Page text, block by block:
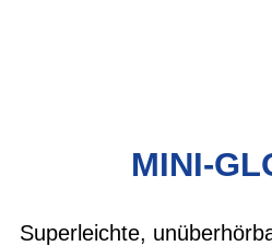
MINI-
Superleichte,